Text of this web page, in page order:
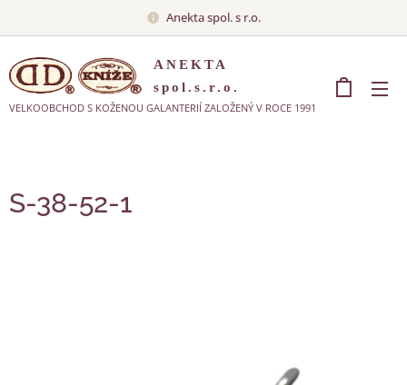
Anekta spol. s r.o.
ANEKTA
spol.s.r.o.
VELKOOBCHOD S KOŽENOU GALANTERIÍ ZALOŽENÝ V ROCE 1991
S-38-52-1